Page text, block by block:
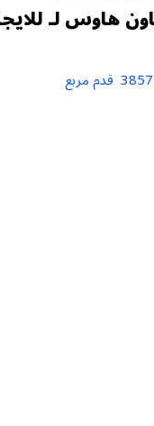
3857 قدم مربع